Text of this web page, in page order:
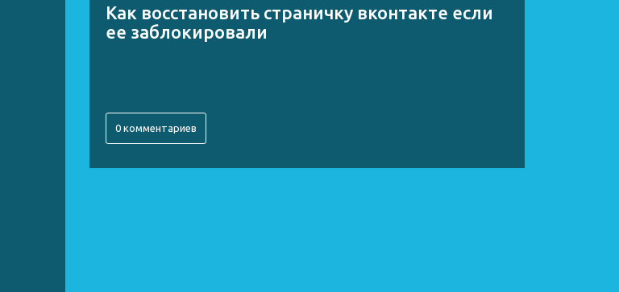
Как восстановить страничку вконтакте если
ее заблокировали
0 комментариев